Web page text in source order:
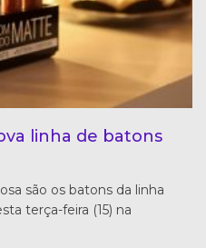
linha de batons
são os batons da linha
terça-feira (15) na